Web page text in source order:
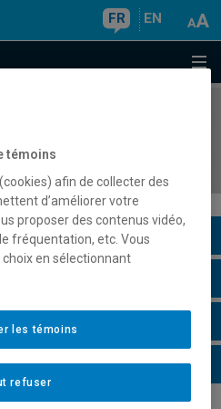
FR EN
témoins
afin de collecter des
d’améliorer votre
proposer des contenus vidéo,
fréquentation, etc. Vous
en sélectionnant
refuser
les témoins